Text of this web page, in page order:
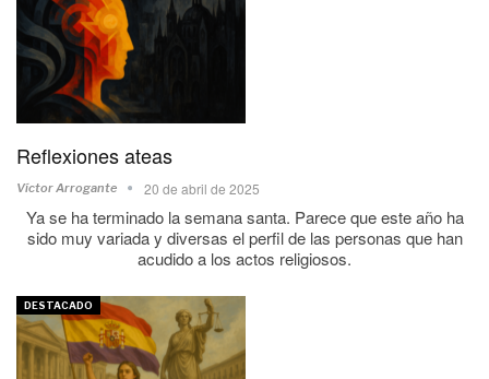
Reflexiones ateas
Víctor Arrogante 20 de abril de 2025
Ya se ha terminado la semana santa. Parece que este año ha
sido muy variada y diversas el perfil de las personas que han
acudido a los actos religiosos.
DESTACADO